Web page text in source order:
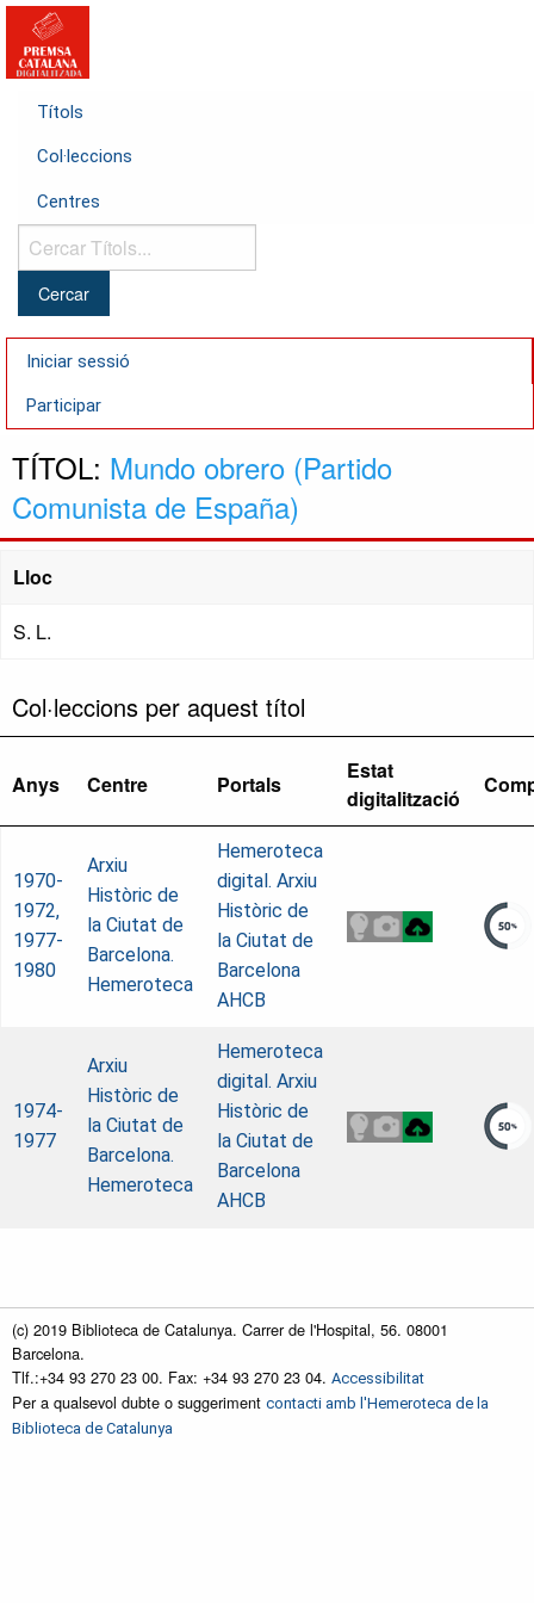
Títols
Col·leccions
Centres
Cercar
Títols...
Iniciar sessió
Participar
TÍTOL: Mundo obrero (Partido
Comunista de España)
Lloc
S. L.
Col·leccions per aquest títol
Anys Centre Portals
Estat
digitalització
1970-
1972,
1977-
1980
Arxiu
Històric de
la Ciutat de
Barcelona.
Hemeroteca
Hemeroteca
digital. Arxiu
Històric de
la Ciutat de
Barcelona
AHCB
1974-
1977
Arxiu
Històric de
la Ciutat de
Barcelona.
Hemeroteca
Hemeroteca
digital. Arxiu
Històric de
la Ciutat de
Barcelona
AHCB
(c) 2019 Biblioteca de Catalunya. Carrer de l'Hospital, 56. 08001
Barcelona.
Tlf.:+34 93 270 23 00. Fax: +34 93 270 23 04. Accessibilitat
Per a qualsevol dubte o suggeriment contacti amb l'Hemeroteca de la
Biblioteca de Catalunya